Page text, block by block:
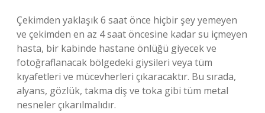
Çekimden yaklaşık 6 saat önce hiçbir şey yemeyen
ve çekimden en az 4 saat öncesine kadar su içmeyen
hasta, bir kabinde hastane önlüğü giyecek ve
fotoğraflanacak bölgedeki giysileri veya tüm
kıyafetleri ve mücevherleri çıkaracaktır. Bu sırada,
alyans, gözlük, takma diş ve toka gibi tüm metal
nesneler çıkarılmalıdır.